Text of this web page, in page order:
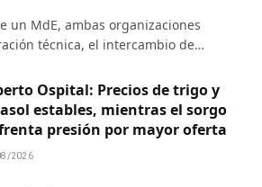
un MdE, ambas organizaciones
técnica, el intercambio de…
Ospital: Precios de trigo y
estables, mientras el sorgo
presión por mayor oferta
2026